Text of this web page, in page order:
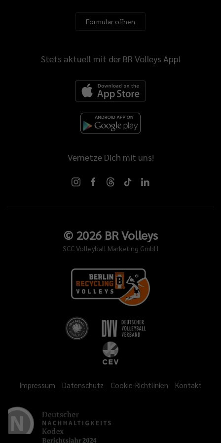
Formular öffnen
Stets aktuell mit der BR Volleys App!
Vernetze Dich mit uns!
© 2026BR Volleys
SCC Volleyball Marketing GmbH
Impressum Datenschutz Cookie-Richtlinien Kontakt